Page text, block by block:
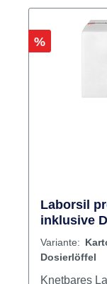
Rabatt
%
Laborsil
inklusive
Variante:
Dosierlöffel
Knetbares